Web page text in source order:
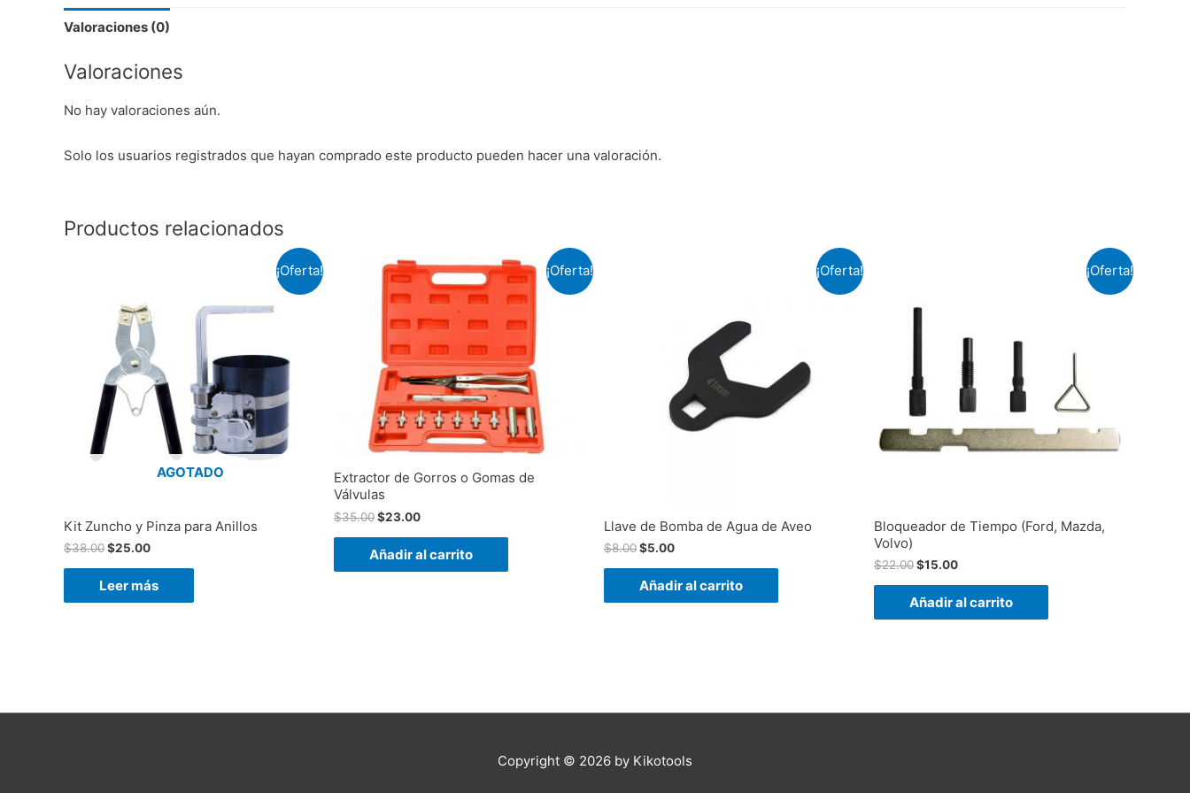
Valoraciones (0)
Valoraciones
No hay valoraciones aún.
Solo los usuarios registrados que hayan comprado este producto pueden hacer una valoración.
Productos relacionados
¡Oferta!
AGOTADO
Kit Zuncho y Pinza para Anillos
$38.00$25.00
Leer más
¡Oferta!
Extractor de Gorros o Gomas de
Válvulas
$35.00$23.00
Añadir al carrito
¡Oferta!
Llave de Bomba de Agua de Aveo
$8.00$5.00
Añadir al carrito
¡Oferta!
Bloqueador de Tiempo (Ford, Mazda,
Volvo)
$22.00$15.00
Añadir al carrito
Copyright © 2026 by Kikotools